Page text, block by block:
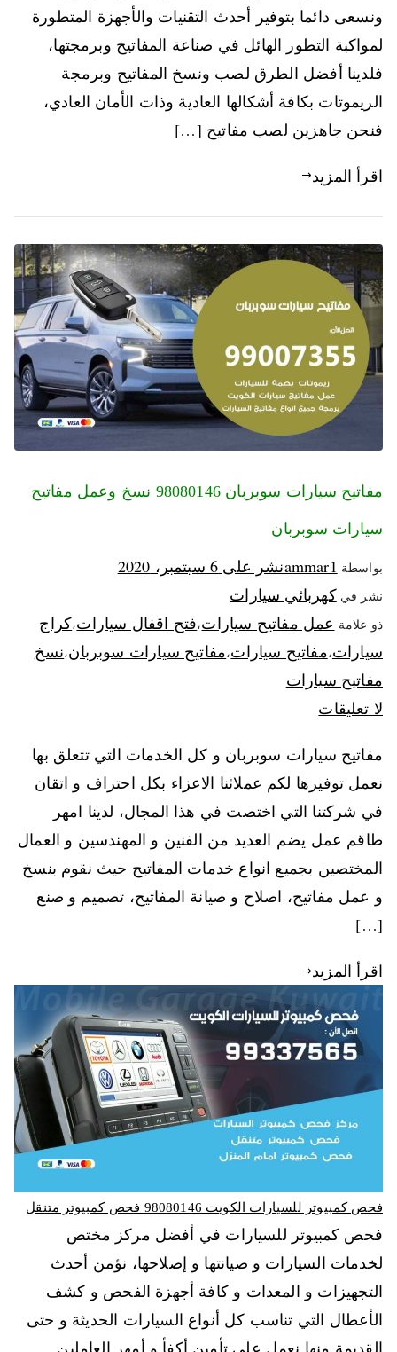
ونسعى دائما بتوفير أحدث التقنيات والأجهزة المتطورة
لمواكبة التطور الهائل في صناعة المفاتيح وبرمجتها،
فلدينا أفضل الطرق لصب ونسخ المفاتيح وبرمجة
الريموتات بكافة أشكالها العادية وذات الأمان العادي،
فنحن جاهزين لصب مفاتيح […]
اقرأ المزيد
مفاتيح سيارات سوبربان 98080146‬ نسخ وعمل مفاتيح
سيارات سوبربان
بواسطة ammar1نشر على 6 سبتمبر، 2020
نشر في كهربائي سيارات
ذو علامة عمل مفاتيح سيارات،فتح اقفال سيارات،كراج
سيارات،مفاتيح سيارات،مفاتيح سيارات سوبربان،نسخ
مفاتيح سيارات
لا تعليقات
مفاتيح سيارات سوبربان و كل الخدمات التي تتعلق بها
نعمل توفيرها لكم عملائنا الاعزاء بكل احتراف و اتقان
في شركتنا التي اختصت في هذا المجال، لدينا امهر
طاقم عمل يضم العديد من الفنين و المهندسين و العمال
المختصين بجميع انواع خدمات المفاتيح حيث نقوم بنسخ
و عمل مفاتيح، اصلاح و صيانة المفاتيح، تصميم و صنع
[…]
اقرأ المزيد
فحص كمبيوتر للسيارات الكويت 98080146‬ فحص كمبيوتر متنقل
فحص كمبيوتر للسيارات في أفضل مركز مختص
لخدمات السيارات و صيانتها و إصلاحها، نؤمن أحدث
التجهيزات و المعدات و كافة أجهزة الفحص و كشف
الأعطال التي تناسب كل أنواع السيارات الحديثة و حتى